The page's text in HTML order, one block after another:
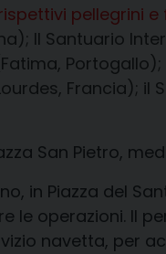
pellegrini e
Il Santuario
Francia); il
San Pietro,
in Piazza del
le operazioni. Il
navetta, per